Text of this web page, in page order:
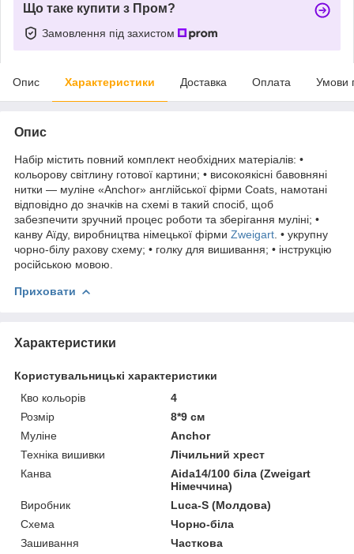
Що таке купити з Пром?
Замовлення під захистом
Опис Характеристики Доставка Оплата Умови
Опис
Набір містить повний комплект необхідних матеріалів: •
кольорову світлину готової картини; • високоякісні бавовняні
нитки — муліне «Anchor» англійської фірми Coats, намотані
відповідно до значків на схемі в такий спосіб, щоб
забезпечити зручний процес роботи та зберігання муліні; •
канву Аїду, виробництва німецької фірми Zweigart . • укрупну
чорно-білу рахову схему; • голку для вишивання; • інструкцію
російською мовою.
Приховати
Характеристики
Користувальницькі характеристики
Кво кольорів
4
Розмір
8*9 см
Муліне
Anchor
Техніка вишивки
Лічильний хрест
Канва
Aida14/100 біла (Zweigart
Німеччина)
Виробник
Luca-S (Молдова)
Схема
Чорно-біла
Зашивання
Часткова